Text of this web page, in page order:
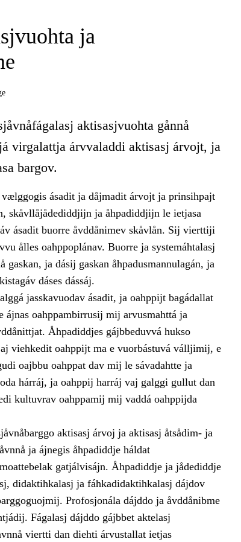
ja
aktisasjvuohta gånnå
virgalattja árvvaladdi aktisasj árvojt, ja
bargov.
ásadit ja dåjmadit árvojt ja prinsihpajt
skåvllåjådediddjijn ja åhpadiddjijn le ietjasa
ásadit buorre åvddånimev skåvlån. Sij vierttiji
ålles oahppoplánav. Buorre ja systemáhtalasj
gaskan, ja dásij gaskan åhpadusmannulagán, ja
dáses dássáj.
jasskavuodav ásadit, ja oahppijt bagádallat
ájnas oahppambirrusij mij arvusmahttá ja
Åhpadiddjes gájbbeduvvá hukso
viehkedit oahppijt ma e vuorbástuvá válljimij, e
oajbbu oahppat dav mij le sávadahtte ja
hárráj, ja oahppij harráj vaj galggi gullut dan
kultuvrav oahppamij mij vaddá oahppijda
aktisasj árvoj ja aktisasj åtsådim- ja
ja ájnegis åhpadiddje háldat
gatjálvisájn. Åhpadiddje ja jådediddje
didaktihkalasj ja fáhkadidaktihkalasj dájdov
Profosjonála dájddo ja åvddånibme
Fágalasj dájddo gájbbet aktelasj
viertti dan diehti árvustallat ietjas